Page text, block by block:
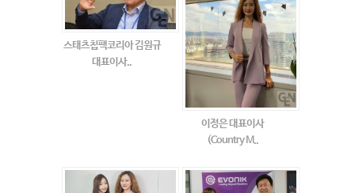
스태츠칩팩코리아 김원규
대표이사..
이정은 대표이사
(Country M..